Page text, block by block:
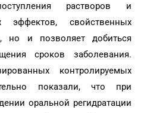
растворов и
эффектов, свойственных
но и позволяет добиться
сроков заболевания.
контролируемых
показали, что при
оральной регидратации